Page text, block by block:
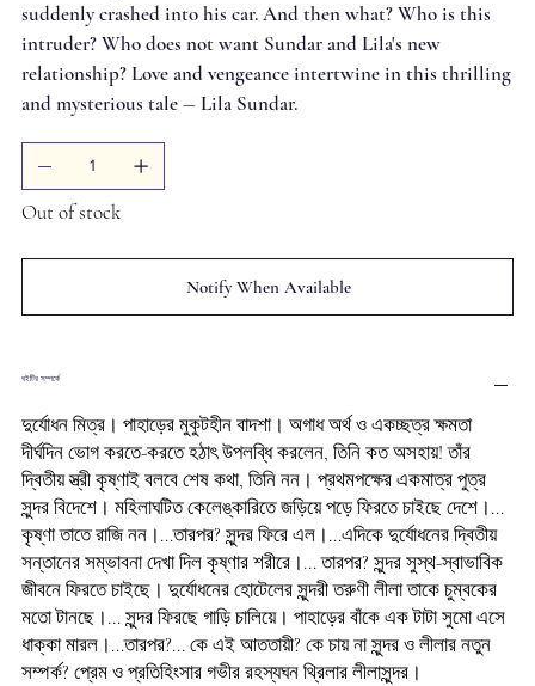
suddenly crashed into his car. And then what? Who is this
intruder? Who does not want Sundar and Lila's new
relationship? Love and vengeance intertwine in this thrilling
and mysterious tale ― Lila Sundar.
Out of stock
Notify When Available
বইটির সম্পর্কে
দুর্যোধন মিত্র। পাহাড়ের মুকুটহীন বাদশা। অগাধ অর্থ ও একচ্ছত্র ক্ষমতা
দীর্ঘদিন ভোগ করতে-করতে হঠাৎ উপলব্ধি করলেন, তিনি কত অসহায়! তাঁর
দ্বিতীয় স্ত্রী কৃষ্ণাই বলবে শেষ কথা, তিনি নন। প্রথমপক্ষের একমাত্র পুত্র
সুন্দর বিদেশে। মহিলাঘটিত কেলেঙ্কারিতে জড়িয়ে পড়ে ফিরতে চাইছে দেশে।...
কৃষ্ণা তাতে রাজি নন।...তারপর? সুন্দর ফিরে এল।...এদিকে দুর্যোধনের দ্বিতীয়
সন্তানের সম্ভাবনা দেখা দিল কৃষ্ণার শরীরে।... তারপর? সুন্দর সুস্থ-স্বাভাবিক
জীবনে ফিরতে চাইছে। দুর্যোধনের হোটেলের সুন্দরী তরুণী লীলা তাকে চুম্বকের
মতো টানছে।... সুন্দর ফিরছে গাড়ি চালিয়ে। পাহাড়ের বাঁকে এক টাটা সুমো এসে
ধাক্কা মারল।...তারপর?... কে এই আততায়ী? কে চায় না সুন্দর ও লীলার নতুন
সম্পর্ক? প্রেম ও প্রতিহিংসার গভীর রহস্যঘন থ্রিলার লীলাসুন্দর।